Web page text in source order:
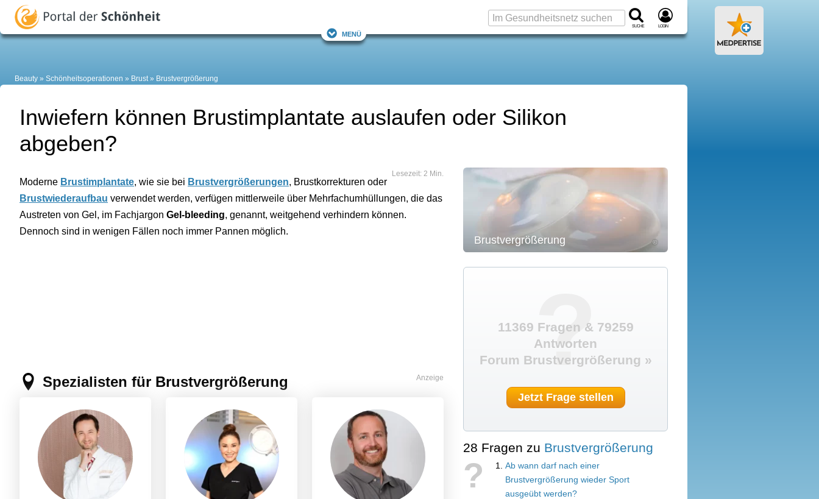
Suche Login
Menü
Beauty Schönheitsoperationen Brust Brustvergrößerung
Inwiefern können Brustimplantate auslaufen oder Silikon
abgeben?
Lesezeit: 2 Min.
Moderne Brustimplantate, wie sie bei Brustvergrößerungen, Brustkorrekturen oder
Brustwiederaufbau verwendet werden, verfügen mittlerweile über Mehrfachumhüllungen, die das
Austreten von Gel, im Fachjargon Gel-bleeding, genannt, weitgehend verhindern können.
Dennoch sind in wenigen Fällen noch immer Pannen möglich.
Anzeige
Spezialisten für Brustvergrößerung
Brustvergrößerung ©
?
11369 Fragen & 79259
Antworten
Forum Brustvergrößerung »
Jetzt Frage stellen
28 Fragen zu Brustvergrößerung
?
Ab wann darf nach einer
Brustvergrößerung wieder Sport
ausgeübt werden?